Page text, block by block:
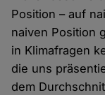
Position – auf
naiven Position
in Klimafragen
die uns
dem